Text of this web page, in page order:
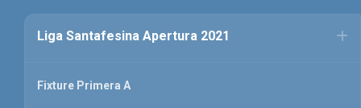
Liga Santafesina Apertura 2021
Fixture Primera A